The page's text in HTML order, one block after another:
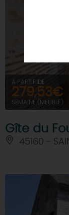
À PARTIR DE
279,53€
SEMAINE (MEUBLÉ)
Gîte du
45160 -